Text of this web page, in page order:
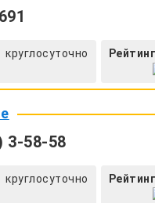
круглосуточно
3-58-58
круглосуточно